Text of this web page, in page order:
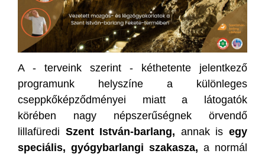
A - terveink szerint - kéthetente jelentkező
programunk helyszíne a különleges
cseppkőképződményei miatt a látogatók
körében nagy népszerűségnek örvendő
lillafüredi Szent István-barlang, annak is egy
speciális, gyógybarlangi szakasza, a normál